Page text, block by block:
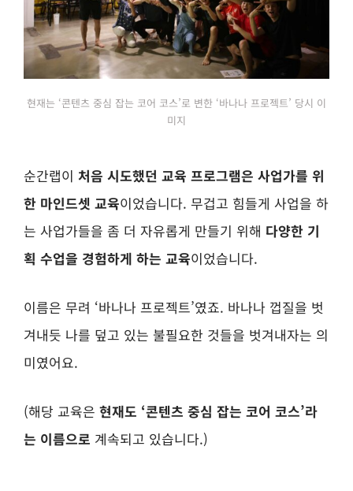
현재는 ‘콘텐츠 중심 잡는 코어 코스’로 변한 ‘바나나 프로젝트’ 당시 이
미지
순간랩이 처음 시도했던 교육 프로그램은 사업가를 위
한 마인드셋 교육이었습니다. 무겁고 힘들게 사업을 하
는 사업가들을 좀 더 자유롭게 만들기 위해 다양한 기
획 수업을 경험하게 하는 교육이었습니다.
이름은 무려 ‘바나나 프로젝트’였죠. 바나나 껍질을 벗
겨내듯 나를 덮고 있는 불필요한 것들을 벗겨내자는 의
미였어요.
(해당 교육은 현재도 ‘콘텐츠 중심 잡는 코어 코스’라
는 이름으로 계속되고 있습니다.)